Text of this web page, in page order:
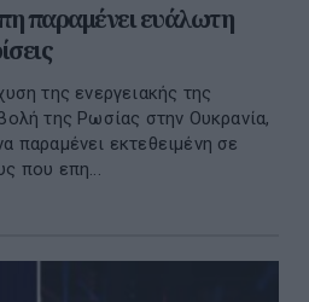
παραμένει ευάλωτη
της ενεργειακής της
της Ρωσίας στην Ουκρανία,
παραμένει εκτεθειμένη σε
που επη...